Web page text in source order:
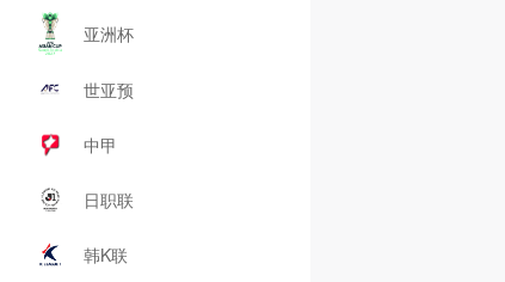
亚洲杯
世亚预
中甲
日职联
韩K联